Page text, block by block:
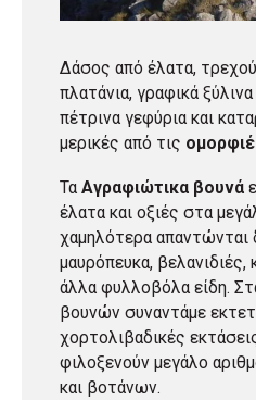
Δάσος από έλατα,
πλατάνια, γραφικά
πέτρινα γεφύρια και
μερικές από τις
Τα Αγραφιώτικα βουνά
έλατα και οξιές στα
χαμηλότερα απαντώνται
μαυρόπευκα, βελανιδιές,
άλλα φυλλοβόλα είδη.
βουνών συναντάμε
χορτολιβαδικές
φιλοξενούν μεγάλο
και βοτάνων.